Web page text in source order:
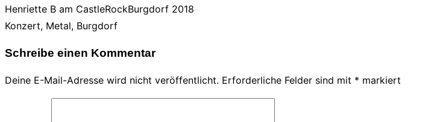
Henriette B am CastleRockBurgdorf 2018
Konzert, Metal, Burgdorf
Schreibe einen Kommentar
Deine E-Mail-Adresse wird nicht veröffentlicht. Erforderliche Felder sind mit * markiert